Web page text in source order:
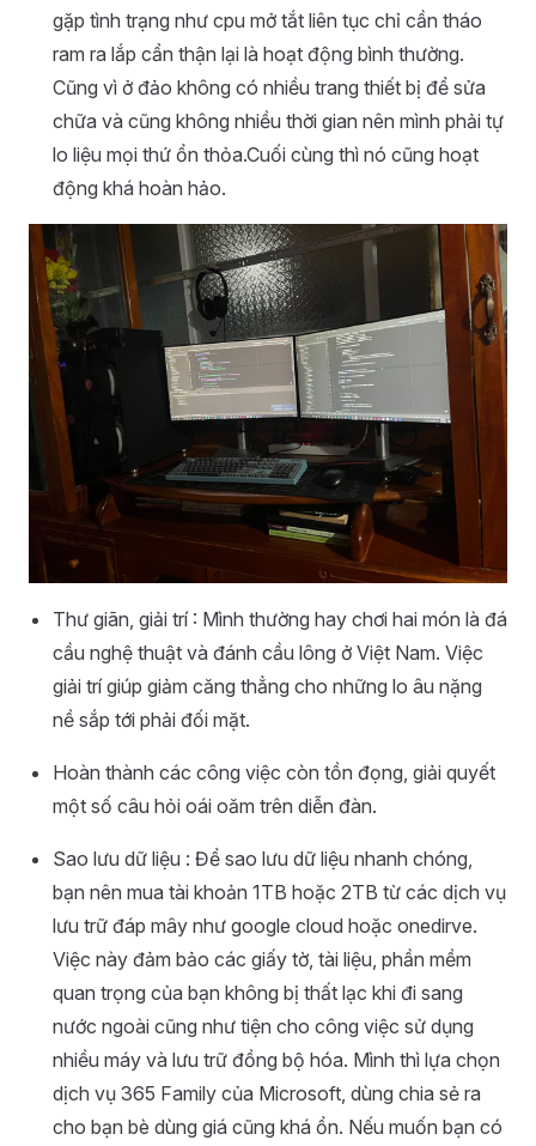
gặp tình trạng như cpu mở tắt liên tục chỉ cần tháo
ram ra lắp cẩn thận lại là hoạt động bình thường.
Cũng vì ở đảo không có nhiều trang thiết bị để sửa
chữa và cũng không nhiều thời gian nên mình phải tự
lo liệu mọi thứ ổn thỏa.Cuối cùng thì nó cũng hoạt
động khá hoàn hảo.
Thư giãn, giải trí : Mình thường hay chơi hai món là đá
cầu nghệ thuật và đánh cầu lông ở Việt Nam. Việc
giải trí giúp giảm căng thẳng cho những lo âu nặng
nề sắp tới phải đối mặt.
Hoàn thành các công việc còn tồn đọng, giải quyết
một số câu hỏi oái oăm trên diễn đàn.
Sao lưu dữ liệu : Để sao lưu dữ liệu nhanh chóng,
bạn nên mua tài khoản 1TB hoặc 2TB từ các dịch vụ
lưu trữ đáp mây như google cloud hoặc onedirve.
Việc này đảm bảo các giấy tờ, tài liệu, phần mềm
quan trọng của bạn không bị thất lạc khi đi sang
nước ngoài cũng như tiện cho công việc sử dụng
nhiều máy và lưu trữ đồng bộ hóa. Mình thì lựa chọn
dịch vụ 365 Family của Microsoft, dùng chia sẻ ra
cho bạn bè dùng giá cũng khá ổn. Nếu muốn bạn có